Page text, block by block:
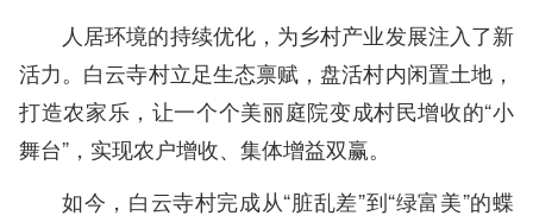
人居环境的持续优化，为乡村产业发展注入了新
活力。白云寺村立足生态禀赋，盘活村内闲置土地，
打造农家乐，让一个个美丽庭院变成村民增收的“小
舞台”，实现农户增收、集体增益双赢。
如今，白云寺村完成从“脏乱差”到“绿富美”的蝶